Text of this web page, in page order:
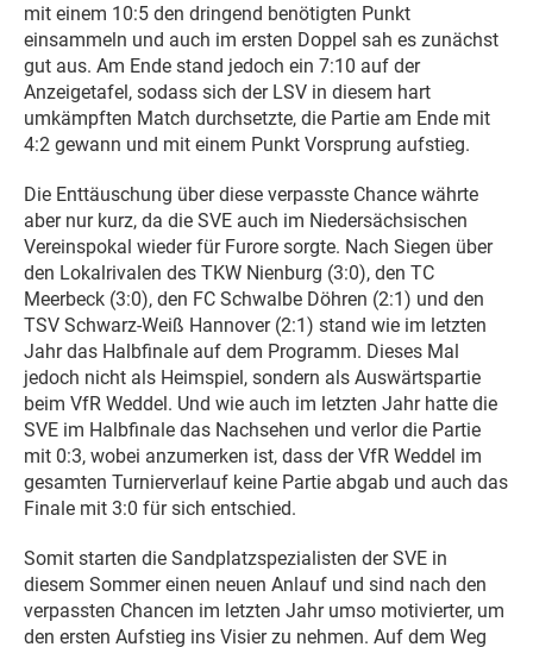
mit einem 10:5 den dringend benötigten Punkt
einsammeln und auch im ersten Doppel sah es zunächst
gut aus. Am Ende stand jedoch ein 7:10 auf der
Anzeigetafel, sodass sich der LSV in diesem hart
umkämpften Match durchsetzte, die Partie am Ende mit
4:2 gewann und mit einem Punkt Vorsprung aufstieg.
Die Enttäuschung über diese verpasste Chance währte
aber nur kurz, da die SVE auch im Niedersächsischen
Vereinspokal wieder für Furore sorgte. Nach Siegen über
den Lokalrivalen des TKW Nienburg (3:0), den TC
Meerbeck (3:0), den FC Schwalbe Döhren (2:1) und den
TSV Schwarz-Weiß Hannover (2:1) stand wie im letzten
Jahr das Halbfinale auf dem Programm. Dieses Mal
jedoch nicht als Heimspiel, sondern als Auswärtspartie
beim VfR Weddel. Und wie auch im letzten Jahr hatte die
SVE im Halbfinale das Nachsehen und verlor die Partie
mit 0:3, wobei anzumerken ist, dass der VfR Weddel im
gesamten Turnierverlauf keine Partie abgab und auch das
Finale mit 3:0 für sich entschied.
Somit starten die Sandplatzspezialisten der SVE in
diesem Sommer einen neuen Anlauf und sind nach den
verpassten Chancen im letzten Jahr umso motivierter, um
den ersten Aufstieg ins Visier zu nehmen. Auf dem Weg